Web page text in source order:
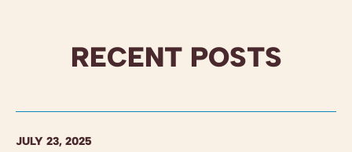
RECENT POSTS
JULY 23, 2025